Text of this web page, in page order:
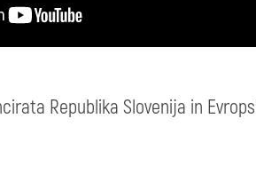
Republika Slovenija in